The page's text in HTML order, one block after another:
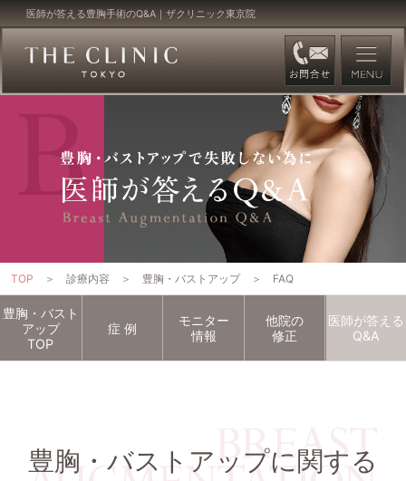
医師が答える豊胸手術のQ&A｜ザクリニック東京院
TOP 診療内容 豊胸・バストアップ FAQ
豊胸・バスト
アップ
TOP
症 例
モニター
情報
他院の
修正
医師が答える
Q&A
豊胸・バストアップに関する